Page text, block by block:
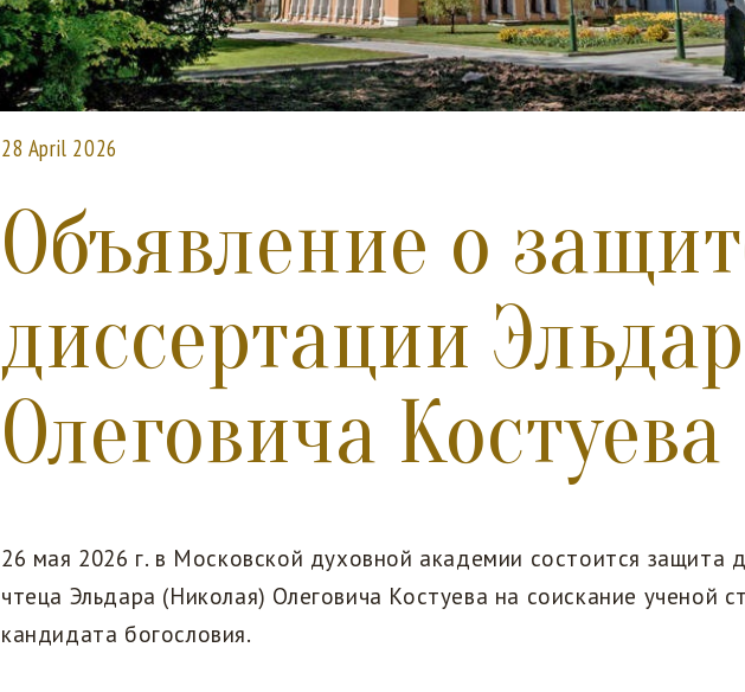
28 April 2026
Объявление о
диссертации
Олеговича Костуева
26 мая 2026 г. в Московской духовной академии состоится защита
чтеца Эльдара (Николая) Олеговича Костуева на соискание ученой
кандидата богословия.